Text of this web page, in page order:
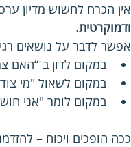
אין הכרח לחשוש מדיון
ודמוקרטית.
אפשר לדבר על נושאים
במקום לדון ב־“האם
במקום לשאול "מי
במקום לומר "אני
ככה הופכים ויכוח –